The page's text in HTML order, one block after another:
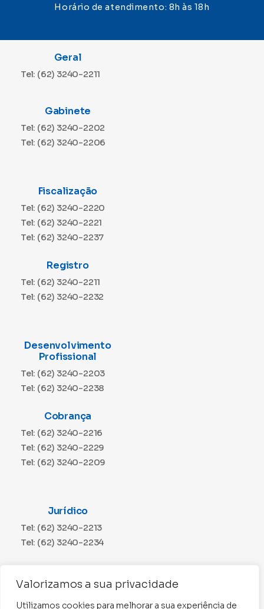
Valorizamos a sua privacidade
Utilizamos cookies para melhorar a sua experiência de
Horário de atendimento: 8h às 18h
Geral
Tel: (62) 3240-2211
Gabinete
Tel: (62) 3240-2202
Tel: (62) 3240-2206
Fiscalização
Tel: (62) 3240-2220
Tel: (62) 3240-2221
Tel: (62) 3240-2237
Registro
Tel: (62) 3240-2211
Tel: (62) 3240-2232
Desenvolvimento
Profissional
Tel: (62) 3240-2203
Tel: (62) 3240-2238
Cobrança
Tel: (62) 3240-2216
Tel: (62) 3240-2229
Tel: (62) 3240-2209
Jurídico
Tel: (62) 3240-2213
Tel: (62) 3240-2234
Tel: (62) 3240-2230